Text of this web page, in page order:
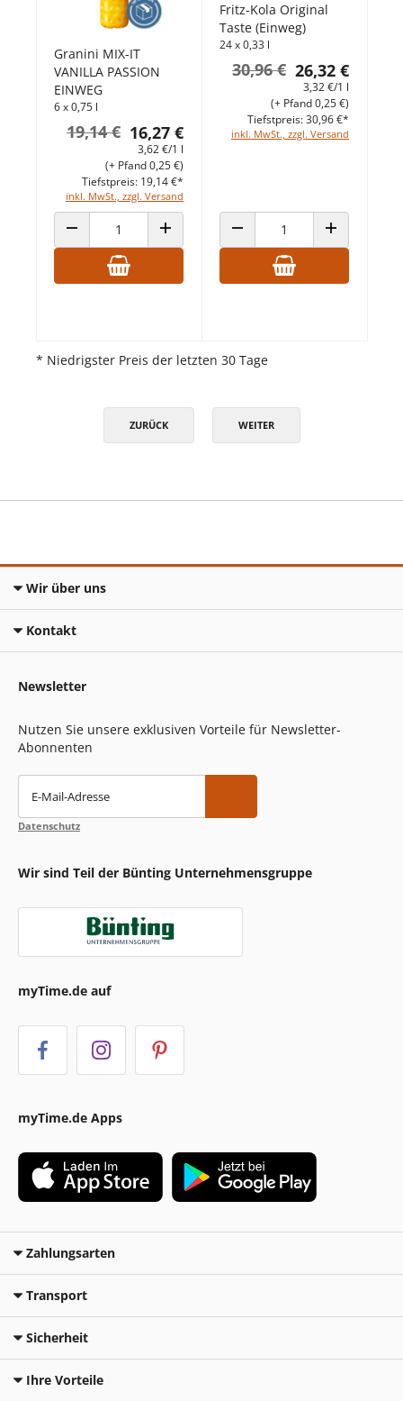
Granini MIX-IT
VANILLA PASSION
EINWEG
6 x 0,75 l
16,27 €
19,14 €
3,62 €/1 l
inkl. MwSt., zzgl. Versand
(+ Pfand 0,25 €)
Tiefstpreis: 19,14 €*
ANZAHL VERRINGERNANZAHL ERHÖHEN
Fritz-Kola Original
Taste (Einweg)
24 x 0,33 l
26,32 €
30,96 €
3,32 €/1 l
inkl. MwSt., zzgl. Versand
(+ Pfand 0,25 €)
Tiefstpreis: 30,96 €*
ANZAHL VERRINGERNANZAHL
* Niedrigster Preis der letzten 30 Tage
ZURÜCK WEITER
Wir über uns
Kontakt
Newsletter
Nutzen Sie unsere exklusiven Vorteile für Newsletter-
Abonnenten
E-Mail-Adresse
Datenschutz
Wir sind Teil der Bünting Unternehmensgruppe
myTime.de auf
myTime.de Apps
Zahlungsarten
Transport
Sicherheit
Ihre Vorteile